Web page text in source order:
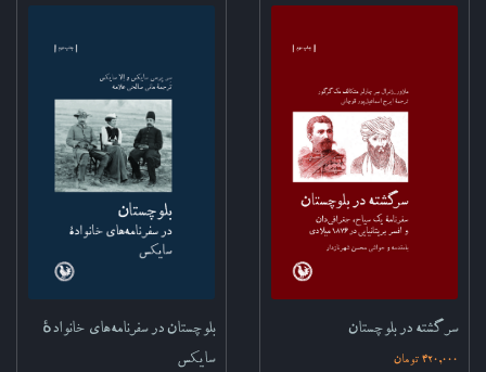
سرگشته در بلوچستان‌‌
420,000 تومان
بلوچستان در سفرنامه‌های خانوادهٔ
سایکس‌